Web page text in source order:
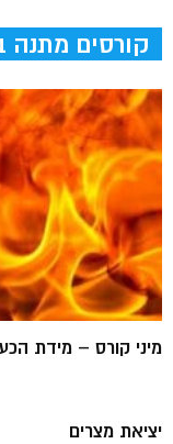
קורסים
מיני קורס – מידת
יציאת מצרים